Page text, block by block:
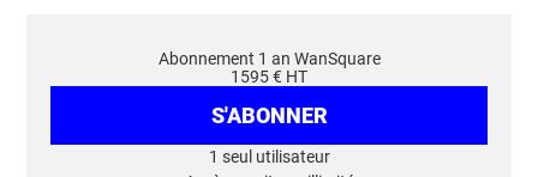
Abonnement 1 an WanSquare
1595 € HT
S'ABONNER
1 seul utilisateur